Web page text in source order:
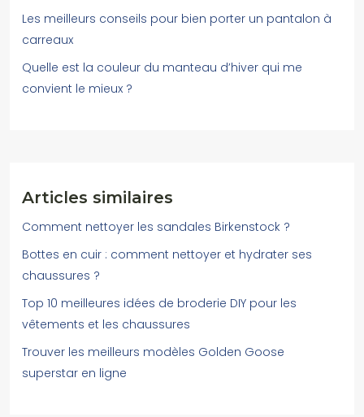
Les meilleurs conseils pour bien porter un pantalon à
carreaux
Quelle est la couleur du manteau d’hiver qui me
convient le mieux ?
Articles similaires
Comment nettoyer les sandales Birkenstock ?
Bottes en cuir : comment nettoyer et hydrater ses
chaussures ?
Top 10 meilleures idées de broderie DIY pour les
vêtements et les chaussures
Trouver les meilleurs modèles Golden Goose
superstar en ligne